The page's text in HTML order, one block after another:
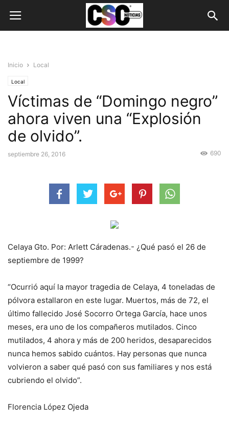
Inicio Local
Local
Víctimas de “Domingo negro”
ahora viven una “Explosión
de olvido”.
septiembre 26, 2016 690
Celaya Gto. Por: Arlett Cáradenas.- ¿Qué pasó el 26 de
septiembre de 1999?
“Ocurrió aquí la mayor tragedia de Celaya, 4 toneladas de
pólvora estallaron en este lugar. Muertos, más de 72, el
último fallecido José Socorro Ortega García, hace unos
meses, era uno de los compañeros mutilados. Cinco
mutilados, 4 ahora y más de 200 heridos, desaparecidos
nunca hemos sabido cuántos. Hay personas que nunca
volvieron a saber qué pasó con sus familiares y nos está
cubriendo el olvido”.
Florencia López Ojeda